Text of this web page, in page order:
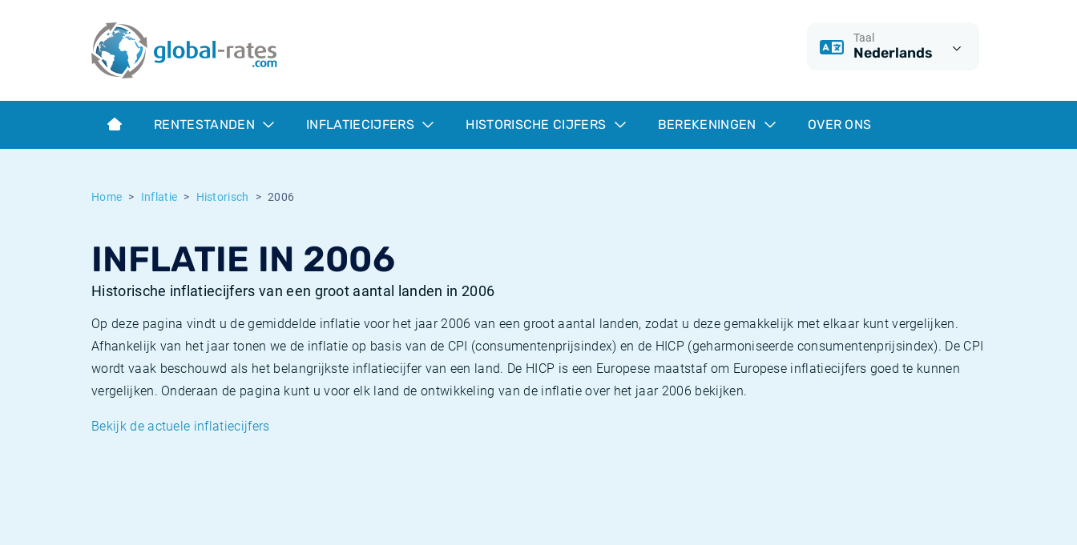
Taal
Nederlands
RENTESTANDEN INFLATIECIJFERS HISTORISCHE CIJFERS BEREKENINGEN OVER ONS
Home Inflatie Historisch 2006
INFLATIE IN 2006
Historische inflatiecijfers van een groot aantal landen in 2006
Op deze pagina vindt u de gemiddelde inflatie voor het jaar 2006 van een groot aantal landen, zodat u deze gemakkelijk met elkaar kunt vergelijken.
Afhankelijk van het jaar tonen we de inflatie op basis van de CPI (consumentenprijsindex) en de HICP (geharmoniseerde consumentenprijsindex). De CPI
wordt vaak beschouwd als het belangrijkste inflatiecijfer van een land. De HICP is een Europese maatstaf om Europese inflatiecijfers goed te kunnen
vergelijken. Onderaan de pagina kunt u voor elk land de ontwikkeling van de inflatie over het jaar 2006 bekijken.
Bekijk de actuele inflatiecijfers
Term SOFR
Wat is CPI inflatie?
Wat is HICP inflatie?
Europese inflatie - HICP
Euribor historie
ESTER historie
Historische inflatie
Inflatiecalculator